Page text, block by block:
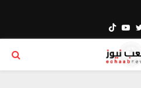
Twitter
Youtube